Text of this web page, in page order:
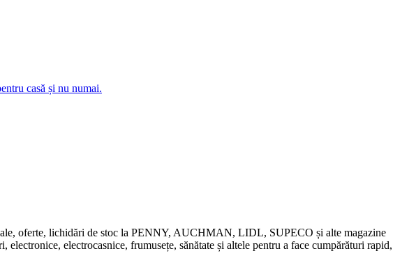
casă și nu numai.
oferte, lichidări de stoc la PENNY, AUCHMAN, LIDL, SUPECO și alte magazine
electrocasnice, frumusețe, sănătate și altele pentru a face cumpărături rapid,